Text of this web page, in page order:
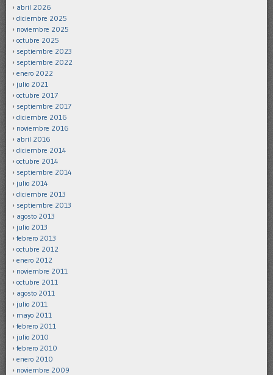
abril 2026
diciembre 2025
noviembre 2025
octubre 2025
septiembre 2023
septiembre 2022
enero 2022
julio 2021
octubre 2017
septiembre 2017
diciembre 2016
noviembre 2016
abril 2016
diciembre 2014
octubre 2014
septiembre 2014
julio 2014
diciembre 2013
septiembre 2013
agosto 2013
julio 2013
febrero 2013
octubre 2012
enero 2012
noviembre 2011
octubre 2011
agosto 2011
julio 2011
mayo 2011
febrero 2011
julio 2010
febrero 2010
enero 2010
noviembre 2009